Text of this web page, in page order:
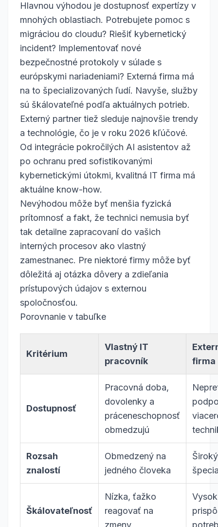
Hlavnou výhodou je dostupnosť expertízy v
mnohých oblastiach. Potrebujete pomoc s
migráciou do cloudu? Riešiť kybernetický
incident? Implementovať nové
bezpečnostné protokoly v súlade s
európskymi nariadeniami? Externá firma má
na to špecializovaných ľudí. Navyše, služby
sú škálovateľné podľa aktuálnych potrieb.
Externý partner tiež sleduje najnovšie trendy
a technológie, čo je v roku 2026 kľúčové.
Od integrácie pokročilých AI asistentov až
po ochranu pred sofistikovanými
kybernetickými útokmi, kvalitná IT firma má
aktuálne know-how.
Nevýhodou môže byť menšia fyzická
prítomnosť a fakt, že technici nemusia byť
tak detailne zapracovaní do vašich
interných procesov ako vlastný
zamestnanec. Pre niektoré firmy môže byť
dôležitá aj otázka dôvery a zdieľania
prístupových údajov s externou
spoločnosťou.
Porovnanie v tabuľke
Kritérium
Vlastný IT
pracovník
firma
Dostupnosť
Pracovná doba,
dovolenky a
práceneschopnosť
obmedzujú
Rozsah
znalostí
Obmedzený na
jedného človeka
Škálovateľnosť
Nízka, ťažko
reagovať na
zmeny